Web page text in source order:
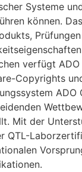
Systeme
können.
verfügt
Copyrights
Mit der
QTL-